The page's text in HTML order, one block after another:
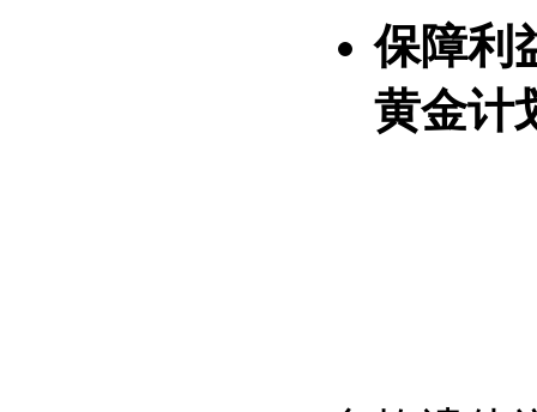
保障利
黄金计